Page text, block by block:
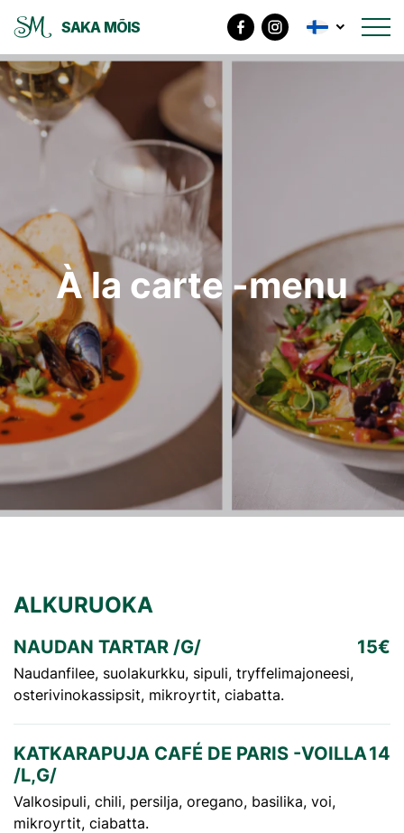
SAKA MÕIS
À la carte -menu
ALKURUOKA
NAUDAN TARTAR /G/ 15€
Naudanfilee, suolakurkku, sipuli, tryffelimajoneesi,
osterivinokassipsit, mikroyrtit, ciabatta.
KATKARAPUJA CAFÉ DE PARIS -VOILLA
/L,G/
14
Valkosipuli, chili, persilja, oregano, basilika, voi,
mikroyrtit, ciabatta.